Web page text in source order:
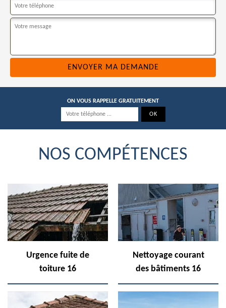
ON VOUS RAPPELLE GRATUITEMENT
NOS COMPÉTENCES
Urgence fuite de
toiture 16
Nettoyage courant
des bâtiments 16